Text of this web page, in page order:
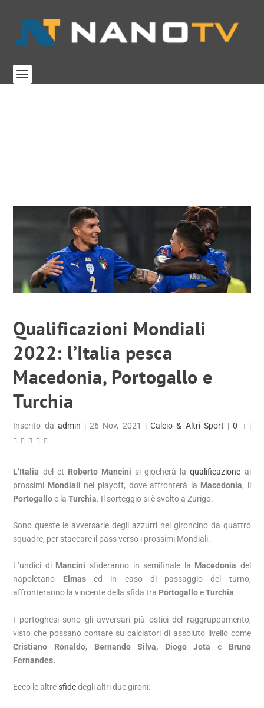
Qualificazioni Mondiali
2022: l’Italia pesca
Macedonia, Portogallo e
Turchia
Inserito da admin |26 Nov, 2021 |Calcio & Altri Sport |0 |
L’Italia del ct Roberto Mancini si giocherà laqualificazione ai
prossimi Mondiali nei playoff, dove affronterà la Macedonia, il
Portogalloe laTurchia. Il sorteggio si è svolto a Zurigo.
Sono queste le avversarie degli azzurri nel gironcino da quattro
squadre, per staccare il pass verso i prossimi Mondiali.
L’undici di Mancini sfideranno in semifinale la Macedonia del
napoletano Elmased in caso di passaggio del turno,
affronteranno la vincente della sfida tra PortogalloeTurchia.
I portoghesi sono gli avversari più ostici del raggruppamento,
visto che possano contare su calciatori di assoluto livello come
Cristiano Ronaldo, Bernando Silva, Diogo Jota e Bruno
Fernandes.
Ecco le altresfidedegli altri due gironi: